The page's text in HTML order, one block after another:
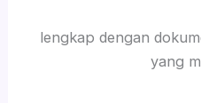
lengkap dengan
yang